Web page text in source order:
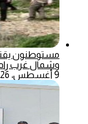
مستوطنون
وشمال غرب رام
9 أغسطس، 2026